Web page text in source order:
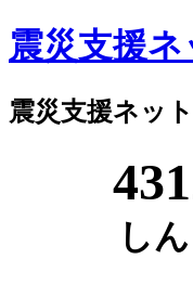
震災支援
震災支援ネッ
し